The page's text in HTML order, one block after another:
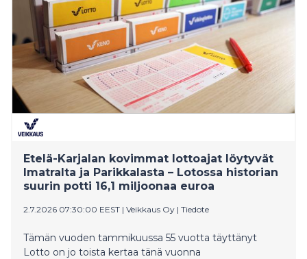
Etelä-Karjalan kovimmat lottoajat löytyvät
Imatralta ja Parikkalasta – Lotossa historian
suurin potti 16,1 miljoonaa euroa
2.7.2026 07:30:00 EEST | Veikkaus Oy | Tiedote
Tämän vuoden tammikuussa 55 vuotta täyttänyt
Lotto on jo toista kertaa tänä vuonna